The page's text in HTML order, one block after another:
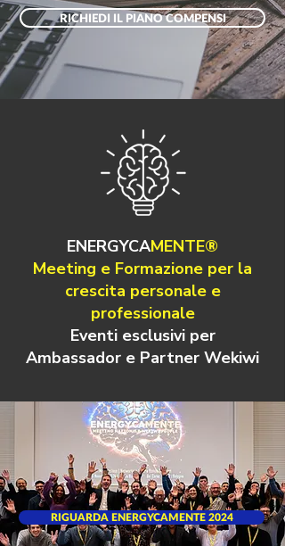
RICHIEDI IL PIANO COMPENSI
ENERGYCAMENTE®
Meeting e Formazione per la
crescita personale e
professionale
Eventi esclusivi per
Ambassador e Partner Wekiwi
RIGUARDA ENERGYCAMENTE 2024